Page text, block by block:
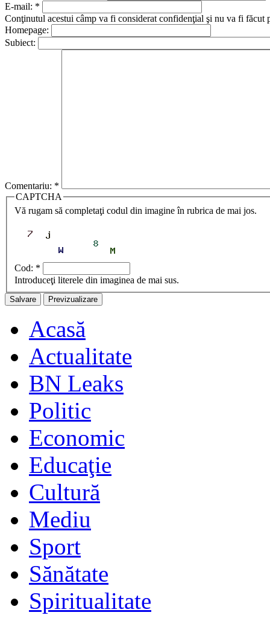
E-mail: *
Conţinutul acestui câmp va fi considerat confidenţial şi nu va fi făcut
Homepage:
Subiect:
Comentariu: *
CAPTCHA
Vă rugam să completaţi codul din imagine în rubrica de mai jos.
Cod: *
Introduceţi literele din imaginea de mai sus.
Acasă
Actualitate
BN Leaks
Politic
Economic
Educaţie
Cultură
Mediu
Sport
Sănătate
Spiritualitate